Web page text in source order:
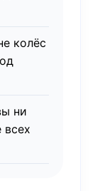
колёс
ни
всех